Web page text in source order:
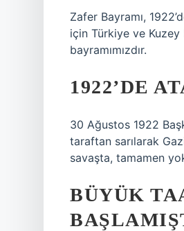
Zafer Bayramı,
için Türkiye ve Kuzey
bayramımızdır.
1922’DE
30 Ağustos 1922
taraftan sarılarak
savaşta, tamamen
BÜYÜK